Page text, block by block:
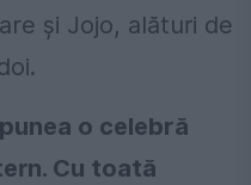
și Jojo, alături de
o celebră
Cu toată